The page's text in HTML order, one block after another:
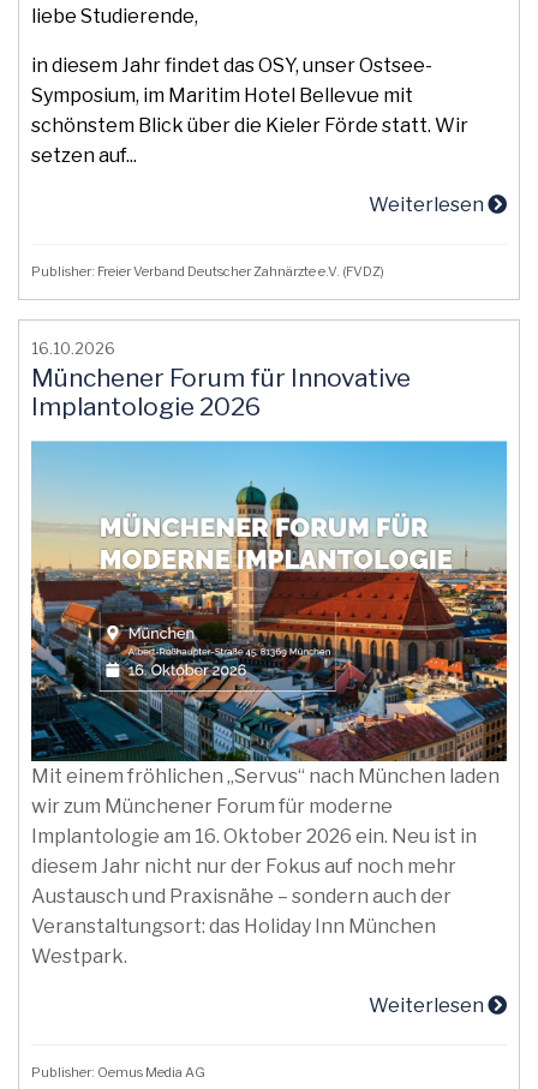
liebe Studierende,
in diesem Jahr findet das OSY, unser Ostsee-
Symposium, im Maritim Hotel Bellevue mit
schönstem Blick über die Kieler Förde statt. Wir
setzen auf...
Weiterlesen
Publisher: Freier Verband Deutscher Zahnärzte e.V. (FVDZ)
16.10.2026
Münchener Forum für Innovative
Implantologie 2026
Mit einem fröhlichen „Servus“ nach München laden
wir zum Münchener Forum für moderne
Implantologie am 16. Oktober 2026 ein. Neu ist in
diesem Jahr nicht nur der Fokus auf noch mehr
Austausch und Praxisnähe – sondern auch der
Veranstaltungsort: das Holiday Inn München
Westpark.
Weiterlesen
Publisher: Oemus Media AG